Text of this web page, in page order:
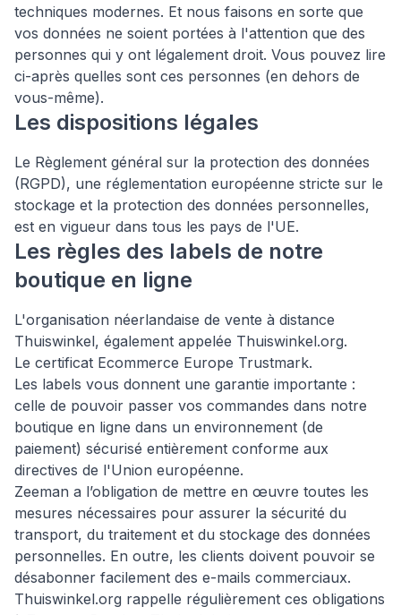
techniques modernes. Et nous faisons en sorte que
vos données ne soient portées à l'attention que des
personnes qui y ont légalement droit. Vous pouvez lire
ci-après quelles sont ces personnes (en dehors de
vous-même).
Les dispositions légales
Le Règlement général sur la protection des données
(RGPD), une réglementation européenne stricte sur le
stockage et la protection des données personnelles,
est en vigueur dans tous les pays de l'UE.
Les règles des labels de notre
boutique en ligne
L'organisation néerlandaise de vente à distance
Thuiswinkel, également appelée Thuiswinkel.org.
Le certificat Ecommerce Europe Trustmark.
Les labels vous donnent une garantie importante :
celle de pouvoir passer vos commandes dans notre
boutique en ligne dans un environnement (de
paiement) sécurisé entièrement conforme aux
directives de l'Union européenne.
Zeeman a l’obligation de mettre en œuvre toutes les
mesures nécessaires pour assurer la sécurité du
transport, du traitement et du stockage des données
personnelles. En outre, les clients doivent pouvoir se
désabonner facilement des e-mails commerciaux.
Thuiswinkel.org rappelle régulièrement ces obligations